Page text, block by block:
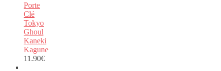
Porte
Clé
Tokyo
Ghoul
Kaneki
Kagune
11.90€